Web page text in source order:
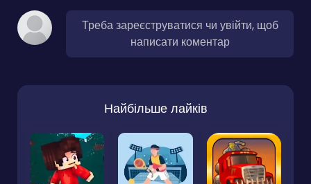
Треба зареєструватися чи увійти, щоб
написати коментар
Найбільше лайків